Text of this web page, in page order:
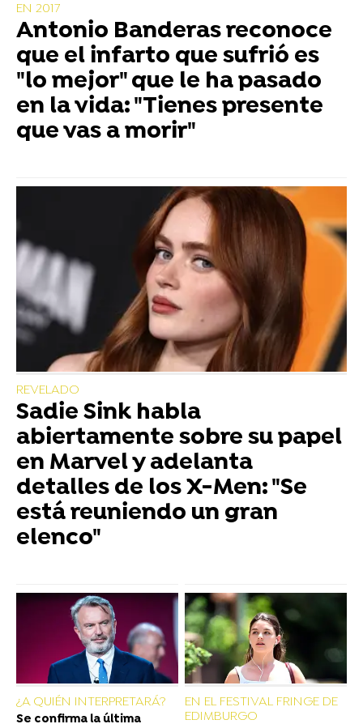
EN 2017
Antonio Banderas reconoce
que el infarto que sufrió es
"lo mejor" que le ha pasado
en la vida: "Tienes presente
que vas a morir"
REVELADO
Sadie Sink habla
abiertamente sobre su papel
en Marvel y adelanta
detalles de los X-Men: "Se
está reuniendo un gran
elenco"
¿A QUIÉN INTERPRETARÁ?
Se confirma la última
EN EL FESTIVAL FRINGE DE
EDIMBURGO